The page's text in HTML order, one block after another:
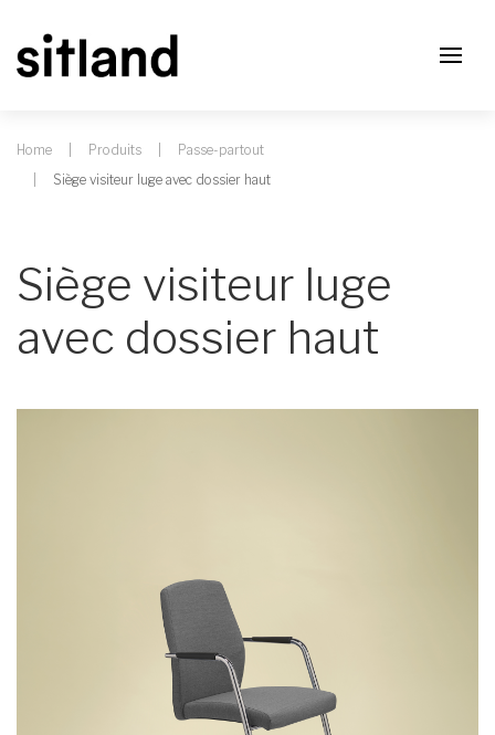
Home Produits
Passe-partout
Siège visiteur luge avec dossier haut
Siège visiteur luge
avec dossier haut